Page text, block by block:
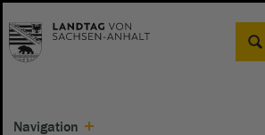
Suche
Navigation